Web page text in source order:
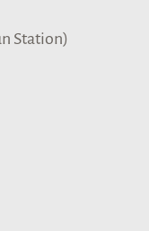
Station)